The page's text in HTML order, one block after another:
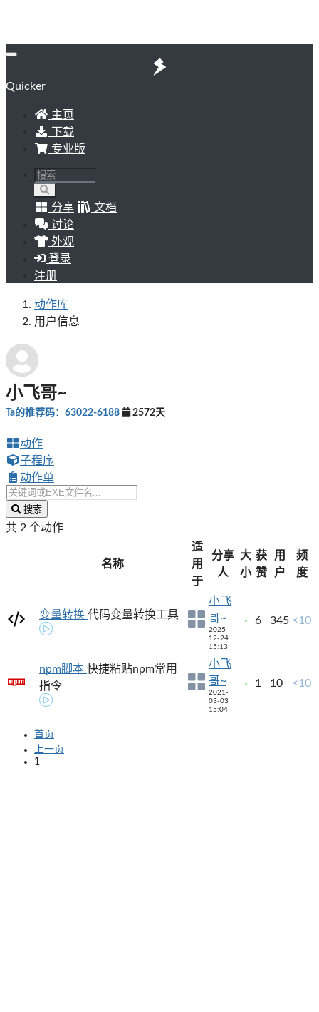
Quicker
主页
下载
专业版
分享
文档
讨论
外观
登录
注册
动作库
用户信息
小飞哥~
Ta的推荐码：63022-6188 2572天
动作
子程序
动作单
搜索
共 2 个动作
名称
适
用
于
分享
人
大
小
获
赞
用
户
频
度
变量转换 代码变量转换工具
小飞
哥~
2025-
12-24
15:13
6 345 <10
npm脚本 快捷粘贴npm常用
指令
小飞
哥~
2021-
03-03
15:04
1 10 <10
首页
上一页
1